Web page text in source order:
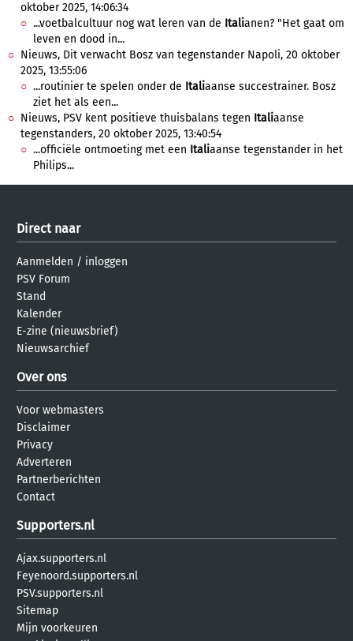
oktober 2025, 14:06:34
...voetbalcultuur nog wat leren van de Italianen? "Het gaat om
leven en dood in...
Nieuws, Dit verwacht Bosz van tegenstander Napoli, 20 oktober
2025, 13:55:06
...routinier te spelen onder de Italiaanse succestrainer. Bosz
ziet het als een...
Nieuws, PSV kent positieve thuisbalans tegen Italiaanse
tegenstanders, 20 oktober 2025, 13:40:54
...officiële ontmoeting met een Italiaanse tegenstander in het
Philips...
Direct naar
Aanmelden / inloggen
PSV Forum
Stand
Kalender
E-zine (nieuwsbrief)
Nieuwsarchief
Over ons
Voor webmasters
Disclaimer
Privacy
Adverteren
Partnerberichten
Contact
Supporters.nl
Ajax.supporters.nl
Feyenoord.supporters.nl
PSV.supporters.nl
Sitemap
Mijn voorkeuren